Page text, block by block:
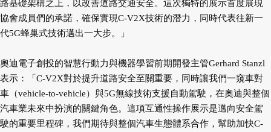
路基礎架構之上，以改善道路交通安全。這次獨特的展示首度展現
協會成員們的承諾，確保實現C-V2X技術的潛力，同時代表往新一
代5G蜂巢式技術邁出一大步。」
奧迪電子創投的智慧行動力與機器學習前期開發主管Gerhard Stanzl
表示：「C-V2X對於提升道路安全至關重要，同時讓我們一窺車對
車（vehicle-to-vehicle）與5G無線技術支援自動駕駛，在奧迪與整個
汽車業未來中扮演的關鍵角色。這項互通性操作展示是邁向安全駕
駛的重要里程碑，我們期待與整個汽車生態體系合作，幫助加快C-